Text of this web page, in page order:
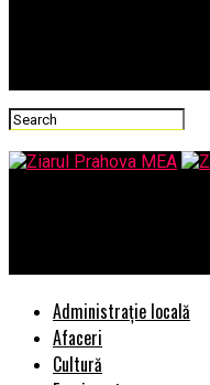
Administrație locală
Afaceri
Cultură